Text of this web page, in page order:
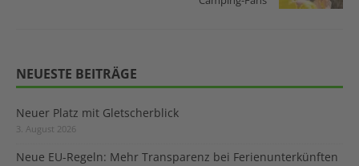
NEUESTE BEITRÄGE
Neuer Platz mit Gletscherblick
3. August 2026
Neue EU-Regeln: Mehr Transparenz bei Ferienunterkünften